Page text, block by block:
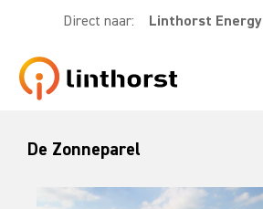
Direct naar: Linthorst Energy
De Zonneparel